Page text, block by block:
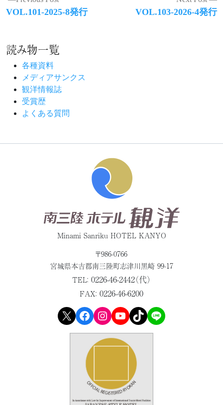
稿
ビ
ゲ
ー
シ
Previous
VOL.101-2025-8発行
Next
VOL.103-2026-4発行
読み物一覧
各種資料
メディアサンクス
観洋情報誌
受賞歴
よくある質問
Minami Sanriku HOTEL KANYO
〒986-0766
宮城県本吉郡南三陸町志津川黒崎 99-17
TEL： 0226-46-2442（代）
FAX： 0226-46-6200
X Facebook Instagram YouTube TikTok LINE